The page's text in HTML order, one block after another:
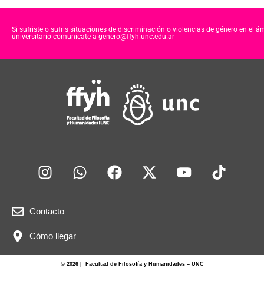
Si sufriste o sufris situaciones de discriminación o violencias de género en el
universitario comunicate a genero@ffyh.unc.edu.ar
Contacto
Cómo llegar
© 2026 | Facultad de Filosofía y Humanidades – UNC